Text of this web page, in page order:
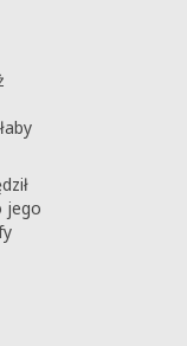
jego